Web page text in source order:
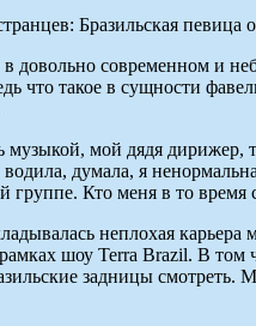
довольно современном и
что такое в сущности
музыкой, мой дядя
водила, думала, я
группе. Кто меня в то
неплохая
шоу Terra Brazil. В том
задницы смотреть.